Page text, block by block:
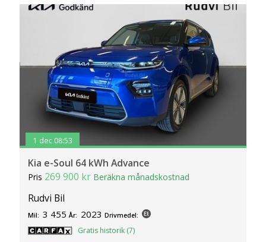
1 dec 08:53
Kia e-Soul 64 kWh Advance
Pris 269 900 kr Beräkna månadskostnad
Rudvi Bil
Mil: 3 455 År: 2023 Drivmedel:
Gratis historik (7)